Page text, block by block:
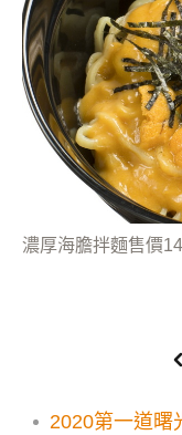
濃厚海膽拌麵售價
2020第一道曙